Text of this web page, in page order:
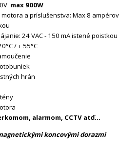
max 900W
a príslušenstva: Max 8 ampérov
24 VAC - 150 mA istené poistkou
/ + 55°C
hrán
alarmom, CCTV atď...
koncovými dorazmi